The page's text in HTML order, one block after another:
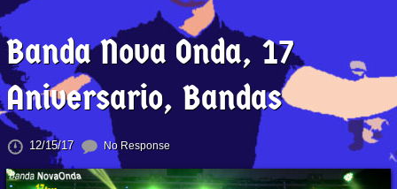
Banda Nova Onda, 17
Aniversario, Bandas
12/15/17 No Response